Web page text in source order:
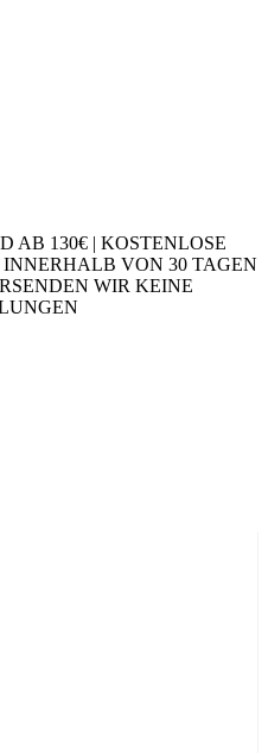
AB 130€ | KOSTENLOSE
VON 30 TAGEN
WIR KEINE